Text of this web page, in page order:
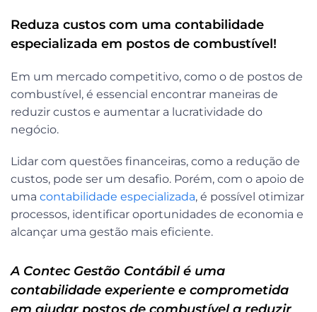
Reduza custos com uma contabilidade
especializada em postos de combustível!
Em um mercado competitivo, como o de postos de
combustível, é essencial encontrar maneiras de
reduzir custos e aumentar a lucratividade do
negócio.
Lidar com questões financeiras, como a redução de
custos, pode ser um desafio. Porém, com o apoio de
uma contabilidade especializada, é possível otimizar
processos, identificar oportunidades de economia e
alcançar uma gestão mais eficiente.
A Contec Gestão Contábilé uma
contabilidade experiente e comprometida